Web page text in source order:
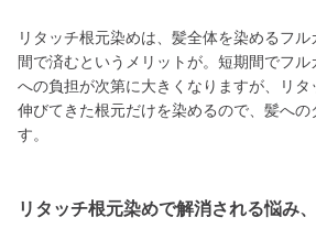
リタッチ根元染めは、髪全体を染めるフ
間で済むというメリットが。短期間でフ
への負担が次第に大きくなりますが、リタ
伸びてきた根元だけを染めるので、髪への
す。
リタッチ根元染めで解消される悩み